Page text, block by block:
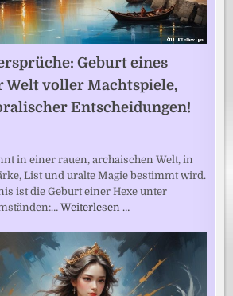
Geburt eines
Welt voller Machtspiele,
Entscheidungen!
in einer rauen, archaischen Welt, in
List und uralte Magie bestimmt wird.
ist die Geburt einer Hexe unter
Weiterlesen …